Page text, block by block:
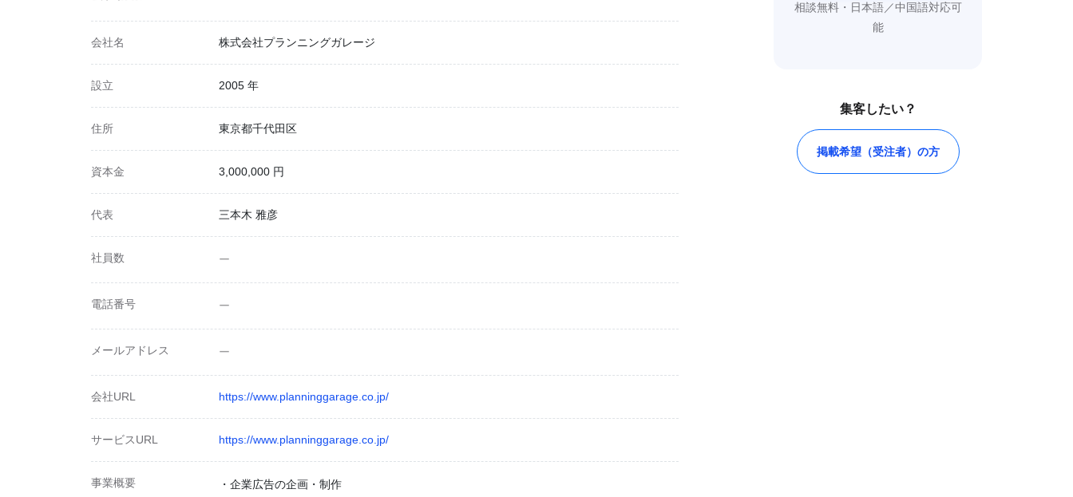
会社名 株式会社プランニングガレージ
設立 2005 年
住所 東京都千代田区
資本金 3,000,000 円
代表 三本木 雅彦
社員数 ー
電話番号 ー
メールアドレス ー
会社URL https://www.planninggarage.co.jp/
サービスURL https://www.planninggarage.co.jp/
事業概要
・企業広告の企画・制作
相談無料・日本語／中国語対応可
能
集客したい？
掲載希望（受注者）の方